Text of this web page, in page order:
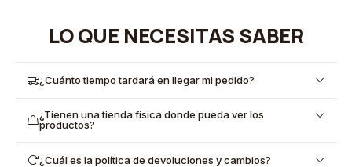
LO QUE NECESITAS SABER
¿Cuánto tiempo tardará en llegar mi pedido?
¿Tienen una tienda física donde pueda ver los
productos?
¿Cuál es la política de devoluciones y cambios?